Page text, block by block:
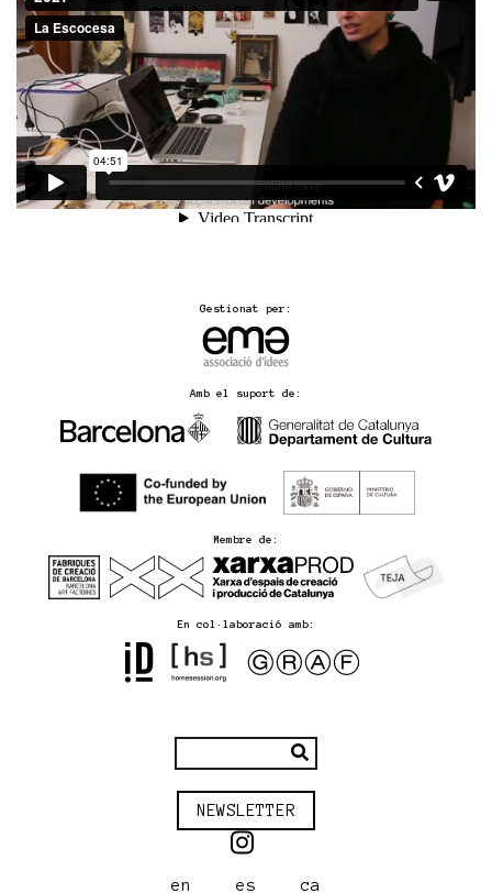
Gestionat per:
Amb el suport de:
Membre de:
En col·laboració amb:
NEWSLETTER
en es ca